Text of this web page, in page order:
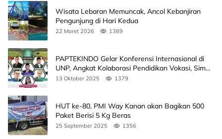
Wisata Lebaran Memuncak, Ancol Kebanjiran
Pengunjung di Hari Kedua
22 Maret 2026 1389
PAPTEKINDO Gelar Konferensi Internasional di
UNP, Angkat Kolaborasi Pendidikan Vokasi, Simak
Agendanya
13 Oktober 2025 1379
HUT ke-80, PMI Way Kanan akan Bagikan 500
Paket Berisi 5 Kg Beras
25 September 2025 1356